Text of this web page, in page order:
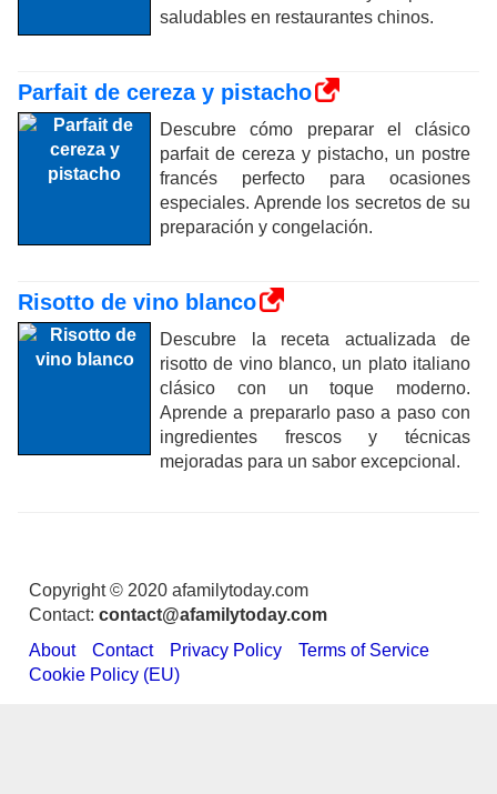
saludables en restaurantes chinos.
Parfait de cereza y pistacho
Descubre cómo preparar el clásico
parfait de cereza y pistacho, un postre
francés perfecto para ocasiones
especiales. Aprende los secretos de su
preparación y congelación.
Risotto de vino blanco
Descubre la receta actualizada de
risotto de vino blanco, un plato italiano
clásico con un toque moderno.
Aprende a prepararlo paso a paso con
ingredientes frescos y técnicas
mejoradas para un sabor excepcional.
Copyright © 2020 afamilytoday.com
Contact: contact@afamilytoday.com
About
Contact Privacy Policy
Terms of Service
Cookie Policy (EU)